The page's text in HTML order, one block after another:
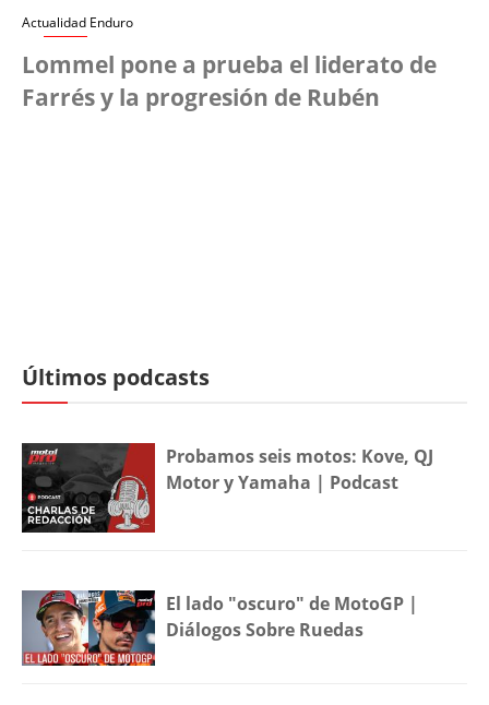
Actualidad Enduro
Lommel pone a prueba el liderato de
Farrés y la progresión de Rubén
Últimos podcasts
Probamos seis motos: Kove, QJ
Motor y Yamaha | Podcast
El lado "oscuro" de MotoGP |
Diálogos Sobre Ruedas